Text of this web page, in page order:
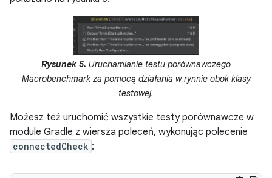
Rysunek 5. Uruchamianie testu porównawczego
Macrobenchmark za pomocą działania w rynnie obok klasy
testowej.
Możesz też uruchomić wszystkie testy porównawcze w
module Gradle z wiersza poleceń, wykonując polecenie
connectedCheck :